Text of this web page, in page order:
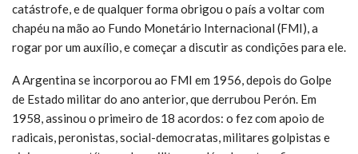
catástrofe, e de qualquer forma obrigou o país a voltar com
chapéu na mão ao Fundo Monetário Internacional (FMI), a
rogar por um auxílio, e começar a discutir as condições para ele.
A Argentina se incorporou ao FMI em 1956, depois do Golpe
de Estado militar do ano anterior, que derrubou Perón. Em
1958, assinou o primeiro de 18 acordos: o fez com apoio de
radicais, peronistas, social-democratas, militares golpistas e